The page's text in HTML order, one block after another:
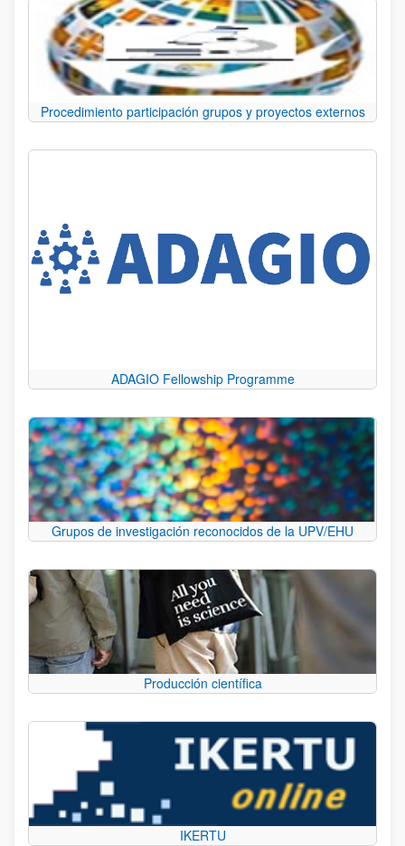
Procedimiento participación grupos y proyectos externos
ADAGIO Fellowship Programme
Grupos de investigación reconocidos de la UPV/EHU
Producción científica
IKERTU